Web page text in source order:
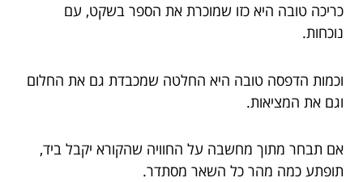
כריכה טובה היא כזו שמוכרת את הספר בשקט, עם
נוכחות.
וכמות הדפסה טובה היא החלטה שמכבדת גם את החלום
וגם את המציאות.
אם תבחר מתוך מחשבה על החוויה שהקורא יקבל ביד,
תופתע כמה מהר כל השאר מסתדר.